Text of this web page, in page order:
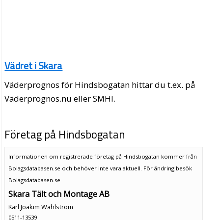
Vädret i Skara
Väderprognos för Hindsbogatan hittar du t.ex. på
Väderprognos.nu eller SMHI.
Företag på Hindsbogatan
Informationen om registrerade företag på Hindsbogatan kommer från
Bolagsdatabasen.se och behöver inte vara aktuell. För ändring besök
Bolagsdatabasen.se
Skara Tält och Montage AB
Karl Joakim Wahlström
0511-13539